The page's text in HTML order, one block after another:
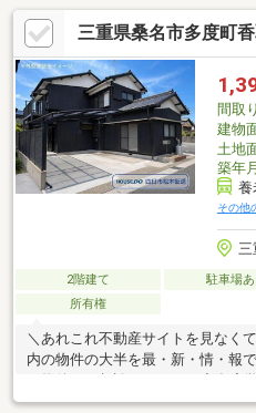
三重県桑名市多度町
間取り
建物
土地
築年月
養
その他
三
2階建て 駐車場あ
所有権
＼あれこれ不動産サイトを見なく
内の物件の大半を最・新・情・報
ミュニティバス「香取南」停 徒